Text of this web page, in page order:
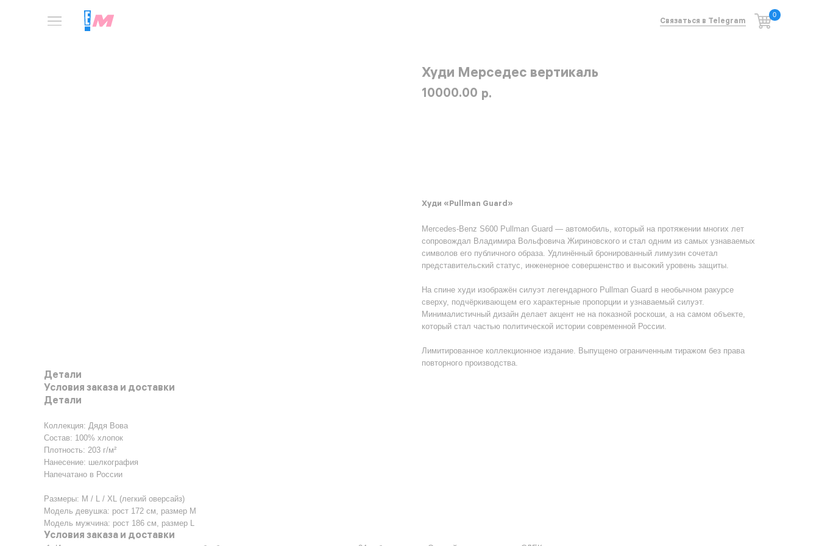
Связаться в Telegram
Худи Мерседес вертикаль
10000.00 р.
Худи «Pullman Guard»
Mercedes-Benz S600 Pullman Guard — автомобиль, который на протяжении многих лет
сопровождал Владимира Вольфовича Жириновского и стал одним из самых узнаваемых
символов его публичного образа. Удлинённый бронированный лимузин сочетал
представительский статус, инженерное совершенство и высокий уровень защиты.
На спине худи изображён силуэт легендарного Pullman Guard в необычном ракурсе
сверху, подчёркивающем его характерные пропорции и узнаваемый силуэт.
Минималистичный дизайн делает акцент не на показной роскоши, а на самом объекте,
который стал частью политической истории современной России.
Лимитированное коллекционное издание. Выпущено ограниченным тиражом без права
повторного производства.
Детали
Условия заказа и доставки
Детали
Коллекция: Дядя Вова
Состав: 100% хлопок
Плотность: 203 г/м²
Нанесение: шелкография
Напечатано в России
Размеры: M / L / XL (легкий оверсайз)
Модель девушка: рост 172 см, размер М
Модель мужчина: рост 186 см, размер L
Условия заказа и доставки